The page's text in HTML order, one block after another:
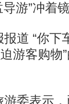
游”冲着
道 “你下
游客购物
委表示，